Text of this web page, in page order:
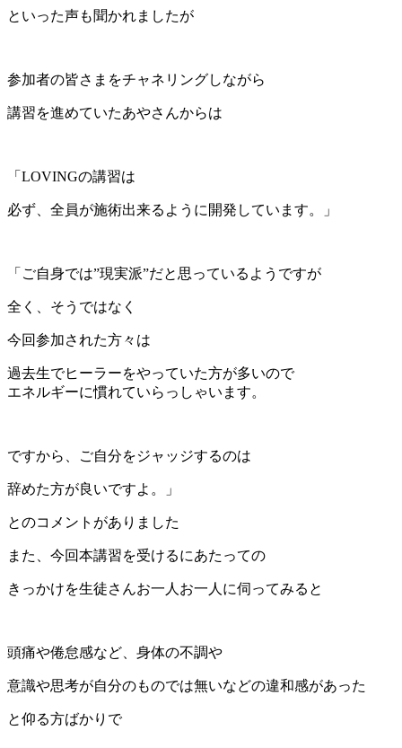
といった声も聞かれましたが
参加者の皆さまをチャネリングしながら
講習を進めていたあやさんからは
「LOVINGの講習は
必ず、全員が施術出来るように開発しています。」
「ご自身では”現実派”だと思っているようですが
全く、そうではなく
今回参加された方々は
過去生でヒーラーをやっていた方が多いので
エネルギーに慣れていらっしゃいます。
ですから、ご自分をジャッジするのは
辞めた方が良いですよ。」
とのコメントがありました
また、今回本講習を受けるにあたっての
きっかけを生徒さんお一人お一人に伺ってみると
頭痛や倦怠感など、身体の不調や
意識や思考が自分のものでは無いなどの違和感があった
と仰る方ばかりで